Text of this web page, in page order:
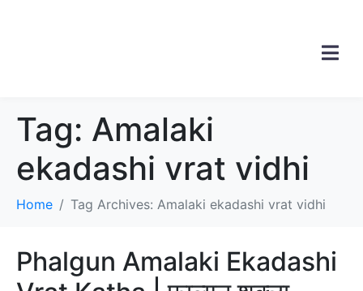
Tag: Amalaki
ekadashi vrat vidhi
Home Tag Archives: Amalaki ekadashi vrat vidhi
Phalgun Amalaki Ekadashi